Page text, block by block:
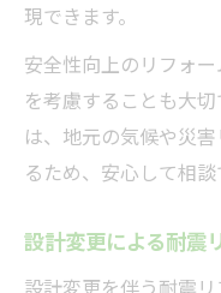
現できます。
安全性向上のリフォ
を考慮することも大
は、地元の気候や災
るため、安心して相談
設計変更による耐震